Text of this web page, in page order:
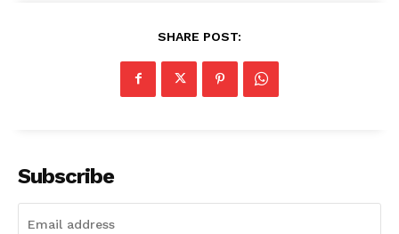
SHARE POST:
Subscribe